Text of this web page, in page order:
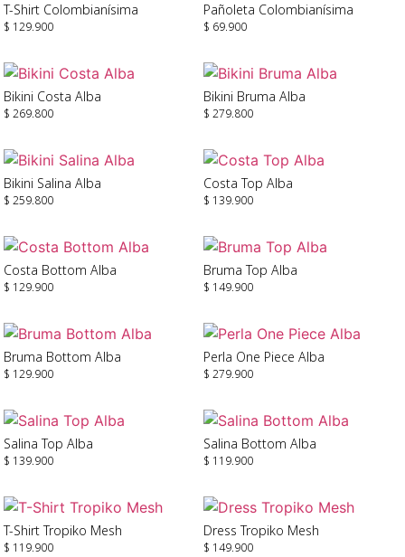
T-Shirt Colombianísima
$ 129.900
Pañoleta Colombianísima
$ 69.900
Bikini Costa Alba
$ 269.800
Bikini Bruma Alba
$ 279.800
Bikini Salina Alba
$ 259.800
Costa Top Alba
$ 139.900
Costa Bottom Alba
$ 129.900
Bruma Top Alba
$ 149.900
Bruma Bottom Alba
$ 129.900
Perla One Piece Alba
$ 279.900
Salina Top Alba
$ 139.900
Salina Bottom Alba
$ 119.900
T-Shirt Tropiko Mesh
$ 119.900
Dress Tropiko Mesh
$ 149.900